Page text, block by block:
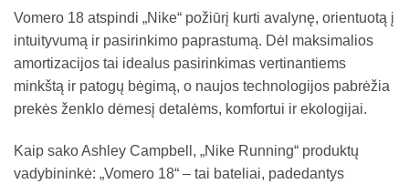
Vomero 18 atspindi „Nike“ požiūrį kurti avalynę, orientuotą į
intuityvumą ir pasirinkimo paprastumą. Dėl maksimalios
amortizacijos tai idealus pasirinkimas vertinantiems
minkštą ir patogų bėgimą, o naujos technologijos pabrėžia
prekės ženklo dėmesį detalėms, komfortui ir ekologijai.
Kaip sako Ashley Campbell, „Nike Running“ produktų
vadybininkė: „Vomero 18“ – tai bateliai, padedantys